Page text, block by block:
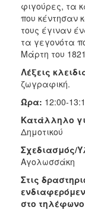
φιγούρες, τα
που κέντησαν
τους έγιναν
τα γεγονότα
Μάρτη του
Λέξεις
ζωγραφική.
Ώρα: 12:00-
Κατάλληλο
Δημοτικού
Σχεδιασμός/
Αγολωσσάκη
Στις
στο τηλέφωνο